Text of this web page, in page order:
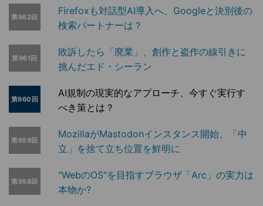
第962回
Firefoxも対話型AI導入へ、Googleと決別後の
検索パートナーは？
第961回
敗訴したら「廃業」、創作と盗作の線引きに
挑んだエド・シーラン
第960回
AI規制の現実的なアプローチ、今すぐ実行す
べき策とは？
第959回
MozillaがMastodonインスタンス開始、「中
立」を捨て立ち位置を鮮明に
第958回
"WebのOS"を目指すブラウザ「Arc」の実力は
本物か?